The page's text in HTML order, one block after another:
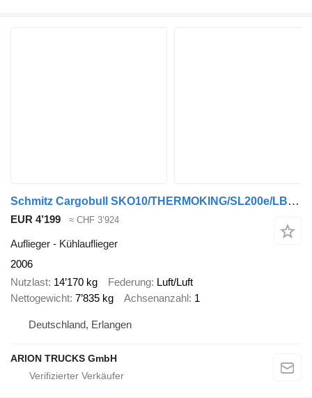
Schmitz Cargobull SKO10/THERMOKING/SL200e/LBW/BÄR/11,15m/Lenkachse
EUR 4’199 ≈ CHF 3’924
Auflieger - Kühlauflieger
2006
Nutzlast 14’170 kg Federung Luft/Luft
Nettogewicht 7’835 kg Achsenanzahl 1
Deutschland, Erlangen
ARION TRUCKS GmbH